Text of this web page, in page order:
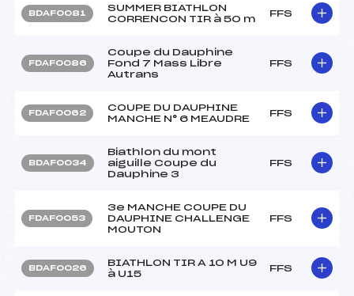
BDAF0081
SUMMER BIATHLON
CORRENCON TIR à 50 m
FFS
FDAF0086
Coupe du Dauphine
Fond 7 Mass Libre
Autrans
FFS
FDAF0062
COUPE DU DAUPHINE
MANCHE N° 6 MEAUDRE
FFS
BDAF0034
Biathlon du mont
aiguille Coupe du
Dauphine 3
FFS
FDAF0053
3e MANCHE COUPE DU
DAUPHINE CHALLENGE
MOUTON
FFS
BDAF0026
BIATHLON TIR A 10 M U9
à U15
FFS